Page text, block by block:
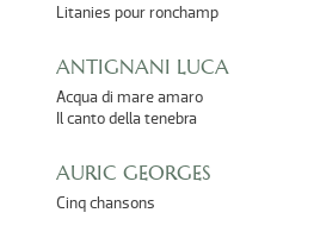
Litanies pour ronchamp
ANTIGNANI LUCA
Acqua di mare amaro
Il canto della tenebra
AURIC GEORGES
Cinq chansons